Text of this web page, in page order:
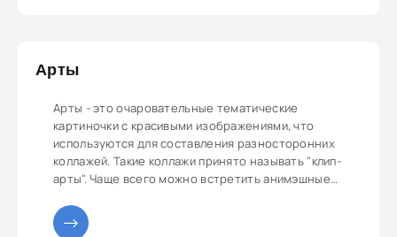
Арты
Арты - это очаровательные тематические
картиночки с красивыми изображениями, что
используются для составления разносторонних
коллажей. Такие коллажи принято называть "клип-
арты". Чаще всего можно встретить анимэшные